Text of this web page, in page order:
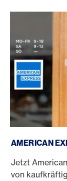
AMERICAN
Jetzt
von